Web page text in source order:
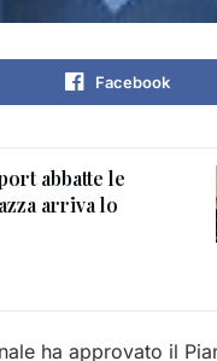
Facebook
abbatte le
arriva lo
ha approvato il